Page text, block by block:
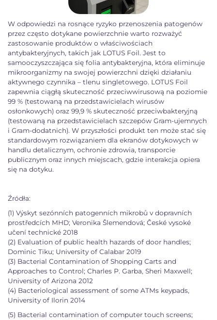
W odpowiedzi na rosnące ryzyko przenoszenia patogenów
przez często dotykane powierzchnie warto rozważyć
zastosowanie produktów o właściwościach
antybakteryjnych, takich jak LOTUS Foil. Jest to
samooczyszczająca się folia antybakteryjna, która eliminuje
mikroorganizmy na swojej powierzchni dzięki działaniu
aktywnego czynnika – tlenu singletowego. LOTUS Foil
zapewnia ciągłą skuteczność przeciwwirusową na poziomie
99 % (testowaną na przedstawicielach wirusów
osłonkowych) oraz 99,9 % skuteczność przeciwbakteryjną
(testowaną na przedstawicielach szczepów Gram-ujemnych
i Gram-dodatnich). W przyszłości produkt ten może stać się
standardowym rozwiązaniem dla ekranów dotykowych w
handlu detalicznym, ochronie zdrowia, transporcie
publicznym oraz innych miejscach, gdzie interakcja opiera
się na dotyku.
Źródła:
(1) Výskyt sezónních patogenních mikrobů v dopravních
prostředcích MHD; Veronika Šlemendová; České vysoké
učení technické 2018
(2) Evaluation of public health hazards of door handles;
Dominic Tiku; University of Calabar 2019
(3) Bacterial Contamination of Shopping Carts and
Approaches to Control; Charles P. Garba, Sheri Maxwell;
University of Arizona 2012
(4) Bacteriological assessment of some ATMs keypads,
University of Ilorin 2014
(5) Bacterial contamination of computer touch screens;